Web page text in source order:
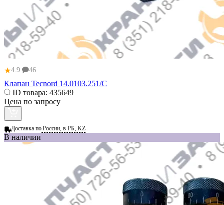
★4.9 46
Клапан Tecnord 14.0103.251/C
ID товара: 435649
Цена по запросу
Доставка поРоссии, в РБ, KZ
В наличии